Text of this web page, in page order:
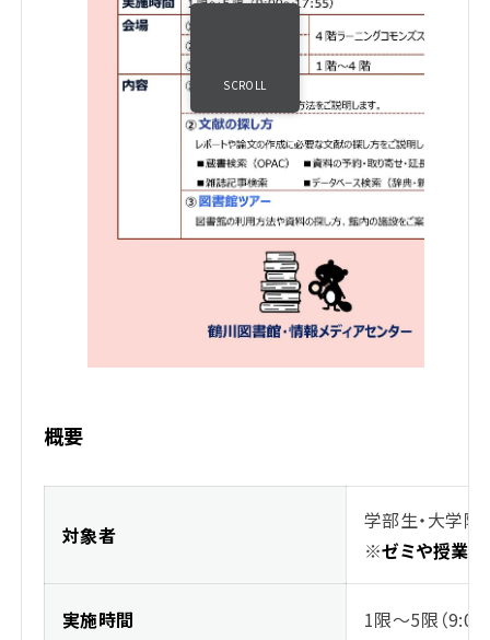
SCROLL
概要
対象者
学部生・大学院
※ゼミや授業
実施時間 1限～5限（9:00